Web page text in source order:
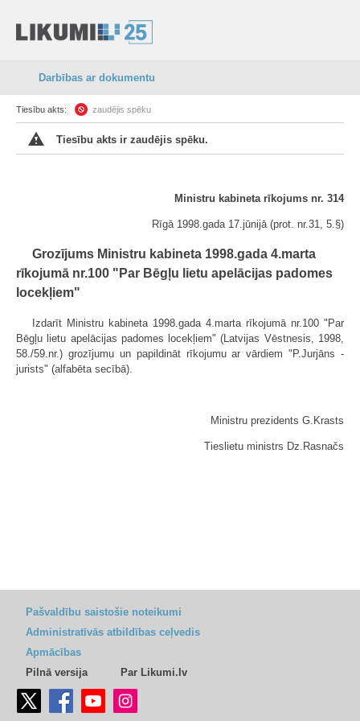
Darbības ar dokumentu
Tiesību akts: zaudējis spēku
Tiesību akts ir zaudējis spēku.
Ministru kabineta rīkojums nr. 314
Rīgā 1998.gada 17.jūnijā (prot. nr.31, 5.§)
Grozījums Ministru kabineta 1998.gada 4.marta
rīkojumā nr.100 "Par Bēgļu lietu apelācijas padomes
locekļiem"
Izdarīt Ministru kabineta 1998.gada 4.marta rīkojumā nr.100 "Par
Bēgļu lietu apelācijas padomes locekļiem" (Latvijas Vēstnesis, 1998,
58./59.nr.) grozījumu un papildināt rīkojumu ar vārdiem "P.Jurjāns -
jurists" (alfabēta secībā).
Ministru prezidents G.Krasts
Tieslietu ministrs Dz.Rasnačs
Pašvaldību saistošie noteikumi
Administratīvās atbildības ceļvedis
Apmācības
Pilnā versija
Par Likumi.lv